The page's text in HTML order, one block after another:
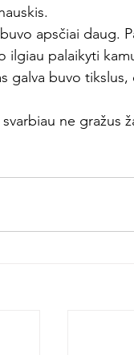
apsčiai daug.
ilgiau palaikyti
galva buvo tikslus,
ne gražus